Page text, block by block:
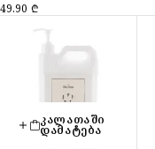
49.90 ₾
ᲙᲐᲚᲐᲗᲐᲨᲘ
ᲓᲐᲛᲐᲢᲔᲑᲐ